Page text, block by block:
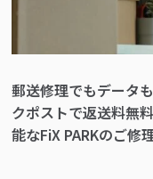
郵送修理でもデータ
クポストで返送料無
能なFiX PARKのご修